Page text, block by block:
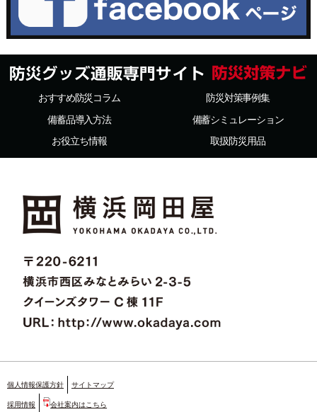
おすすめ防災コラム
防災対策事例集
備蓄品導入方法
備蓄シミュレーション
お役立ち情報
取扱防災用品
個人情報保護方針 サイトマップ
採用情報 会社案内はこちら